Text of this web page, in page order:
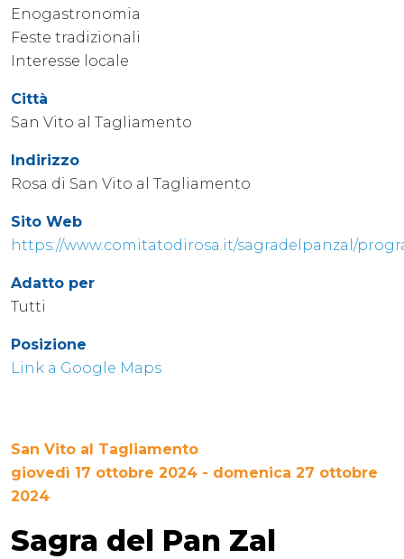
Enogastronomia
Feste tradizionali
Interesse locale
Città
San Vito al Tagliamento
Indirizzo
Rosa di San Vito al Tagliamento
Sito Web
https://www.comitatodirosa.it/sagradelpanzal/
Adatto per
Tutti
Posizione
Link a Google Maps
San Vito al Tagliamento
giovedì 17 ottobre 2024 - domenica 27 ottobre
2024
Sagra del Pan Zal